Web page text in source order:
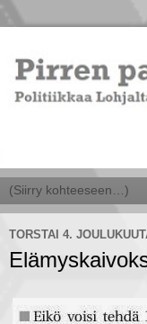
TORSTAI 4.